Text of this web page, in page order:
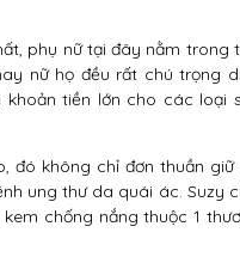
phụ nữ tại đây nằm trong
nữ họ đều rất chú trọng
tiền lớn cho các loại
đó không chỉ đơn thuần giữ
ung thư da quái ác. Suzy
chống nắng thuộc 1